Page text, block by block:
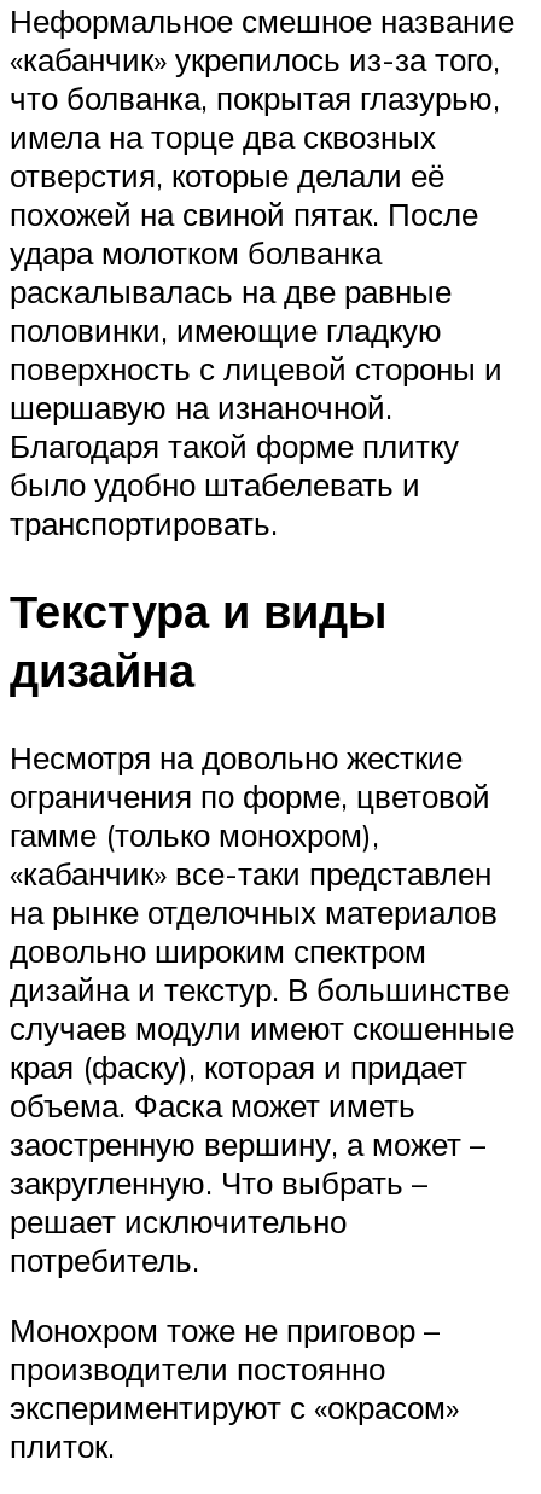
Неформальное смешное название
«кабанчик» укрепилось из-за того,
что болванка, покрытая глазурью,
имела на торце два сквозных
отверстия, которые делали её
похожей на свиной пятак. После
удара молотком болванка
раскалывалась на две равные
половинки, имеющие гладкую
поверхность с лицевой стороны и
шершавую на изнаночной.
Благодаря такой форме плитку
было удобно штабелевать и
транспортировать.
Текстура и виды
дизайна
Несмотря на довольно жесткие
ограничения по форме, цветовой
гамме (только монохром),
«кабанчик» все-таки представлен
на рынке отделочных материалов
довольно широким спектром
дизайна и текстур. В большинстве
случаев модули имеют скошенные
края (фаску), которая и придает
объема. Фаска может иметь
заостренную вершину, а может –
закругленную. Что выбрать –
решает исключительно
потребитель.
Монохром тоже не приговор –
производители постоянно
экспериментируют с «окрасом»
плиток.